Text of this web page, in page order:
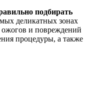
подбирать
деликатных зонах
ожогов и повреждений
процедуры, а также